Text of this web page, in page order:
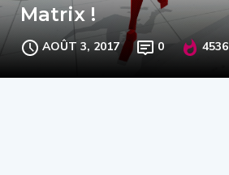
Matrix !
AOÛT 3, 2017 0 4536